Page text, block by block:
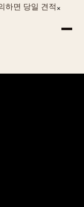
하면 당일 견적×